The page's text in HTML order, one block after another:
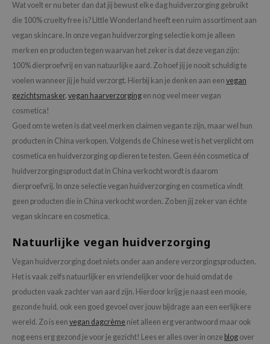
Wat voelt er nu beter dan dat jij bewust elke dag huidverzorging gebruikt
die 100% cruelty free is? Little Wonderland heeft een ruim assortiment aan
vegan skincare. In onze vegan huidverzorging selectie kom je alleen
merken en producten tegen waarvan het zeker is dat deze vegan zijn:
100% dierproefvrij en van natuurlijke aard. Zo hoef jij je nooit schuldig te
voelen wanneer jij je huid verzorgt. Hierbij kan je denken aan een vegan
gezichtsmasker, vegan haarverzorging en nog veel meer vegan
cosmetica!
Goed om te weten is dat veel merken claimen vegan te zijn, maar wel hun
producten in China verkopen. Volgends de Chinese wet is het verplicht om
cosmetica en huidverzorging op dieren te testen. Geen één cosmetica of
huidverzorgingsproduct dat in China verkocht wordt is daarom
dierproefvrij. In onze selectie vegan huidverzorging en cosmetica vindt
geen producten die in China verkocht worden. Zo ben jij zeker van échte
vegan skincare en cosmetica.
Natuurlijke vegan huidverzorging
Vegan huidverzorging doet niets onder aan andere verzorgingsproducten.
Het is vaak zelfs natuurlijker en vriendelijker voor de huid omdat de
producten vaak zachter van aard zijn. Hierdoor krijg je naast een mooie,
gezonde huid, ook een goed gevoel over jouw bijdrage aan een eerlijkere
wereld. Zo is een vegan dagcrème niet alleen erg verantwoord maar ook
nog eens erg gezond je voor je gezicht! Lees er alles over in onze blog over